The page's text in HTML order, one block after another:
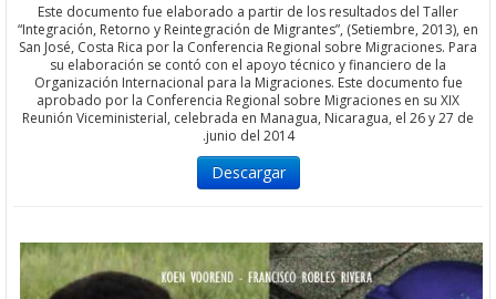
Este documento fue elaborado a partir de los resultados del
“Integración, Retorno y Reintegración de Migrantes”, (Setiembre,
San José, Costa Rica por la Conferencia Regional sobre
su elaboración se contó con el apoyo técnico y financiero de
Organización Internacional para la Migraciones. Este
aprobado por la Conferencia Regional sobre Migraciones en su
Reunión Viceministerial, celebrada en Managua, Nicaragua, el 26 y
junio del 2014.
Descargar